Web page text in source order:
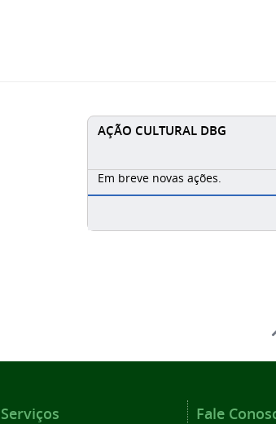
AÇÃO CULTURAL DBG
Em breve novas ações.
Serviços Fale